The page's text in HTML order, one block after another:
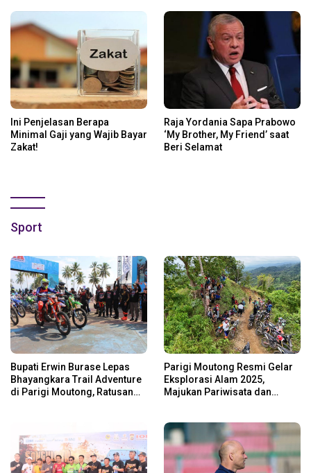
Ini Penjelasan Berapa
Minimal Gaji yang Wajib Bayar
Zakat!
Raja Yordania Sapa Prabowo
‘My Brother, My Friend’ saat
Beri Selamat
Sport
Bupati Erwin Burase Lepas
Bhayangkara Trail Adventure
di Parigi Moutong, Ratusan
Parigi Moutong Resmi Gelar
Eksplorasi Alam 2025,
Majukan Pariwisata dan